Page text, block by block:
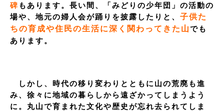
碑もあります。長い間、「みどりの少年団」の活動の
場や、地元の婦人会が踊りを披露したりと、 子供た
ちの育成や住民の生活に深く関わってきた山でも
あります。
しかし、時代の移り変わりとともに山の荒廃も進
み、徐々に地域の暮らしから遠ざかってしまうよう
に。丸山で育まれた文化や歴史が忘れ去られてしま